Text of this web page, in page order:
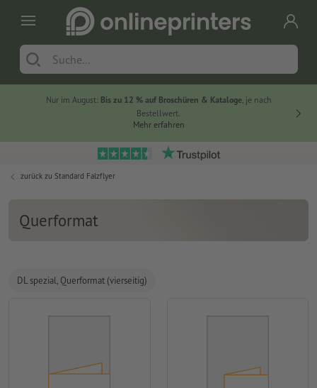
Nur im August: Bis zu 12 % auf Broschüren & Kataloge, je nach
Bestellwert.
Mehr erfahren
zurück zu Standard Falzflyer
Querformat
DL spezial, Querformat (vierseitig)